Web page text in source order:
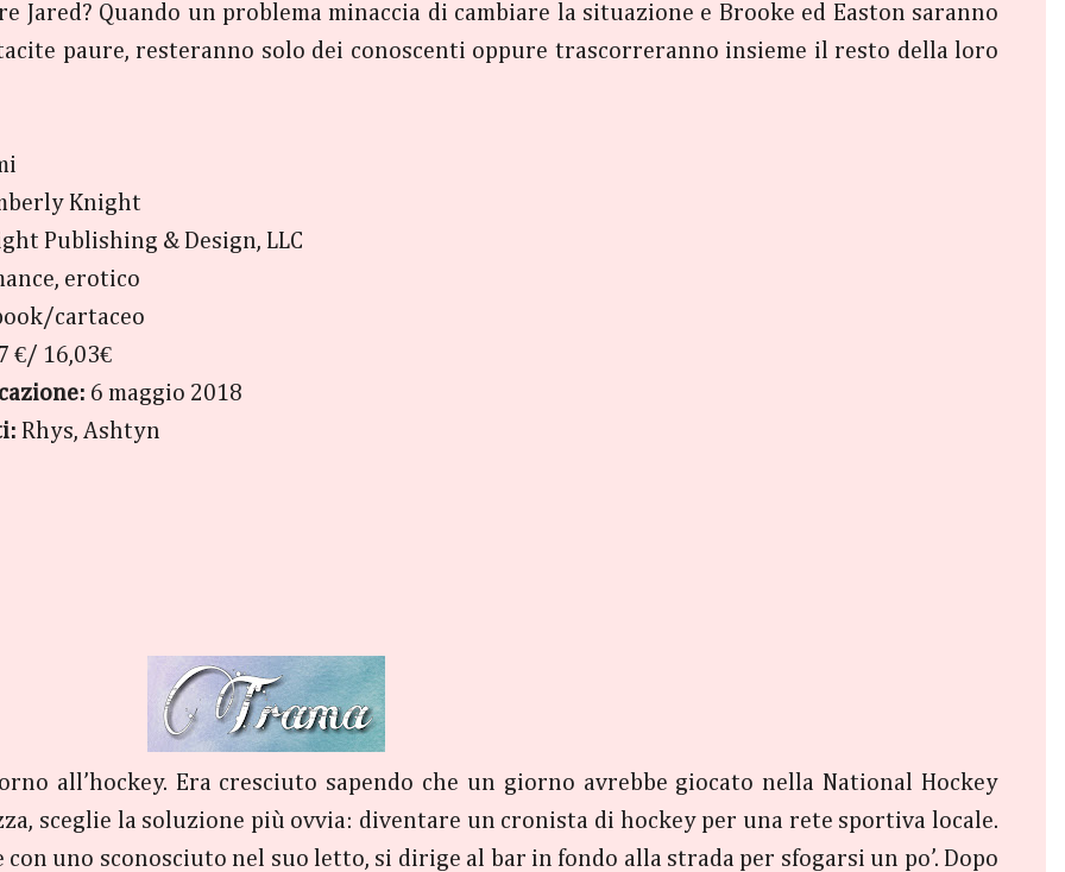
Quando un problema minaccia di cambiare la situazione e Brooke ed Easton saranno
paure, resteranno solo dei conoscenti oppure trascorreranno insieme il resto della loro
Knight
Publishing & Design, LLC
erotico
cartaceo
€/ 16,03€
6 maggio 2018
Rhys, Ashtyn
all’hockey. Era cresciuto sapendo che un giorno avrebbe giocato nella National Hockey
sceglie la soluzione più ovvia: diventare un cronista di hockey per una rete sportiva locale.
con uno sconosciuto nel suo letto, si dirige al bar in fondo alla strada per sfogarsi un po’. Dopo